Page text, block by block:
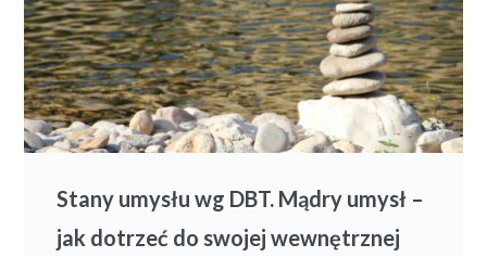
Stany umysłu wg DBT. Mądry umysł –
jak dotrzeć do swojej wewnętrznej